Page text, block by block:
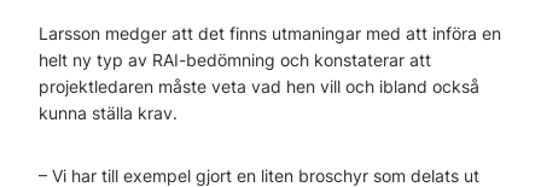
Larsson medger att det finns utmaningar med att införa en
helt ny typ av RAI-bedömning och konstaterar att
projektledaren måste veta vad hen vill och ibland också
kunna ställa krav.
– Vi har till exempel gjort en liten broschyr som delats ut